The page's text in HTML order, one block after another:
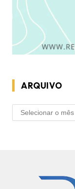
ARQUIVO
ARQUIVO